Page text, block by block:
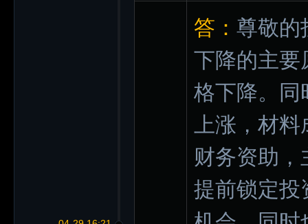
答： 尊敬的
下降的主要
格下降。同
上涨，材料
财务资助
提前锁定投